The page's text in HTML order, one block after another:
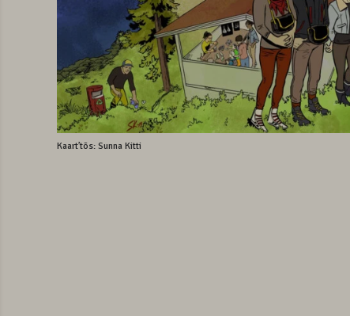
Kaartʼtõs: Sunna Kitti